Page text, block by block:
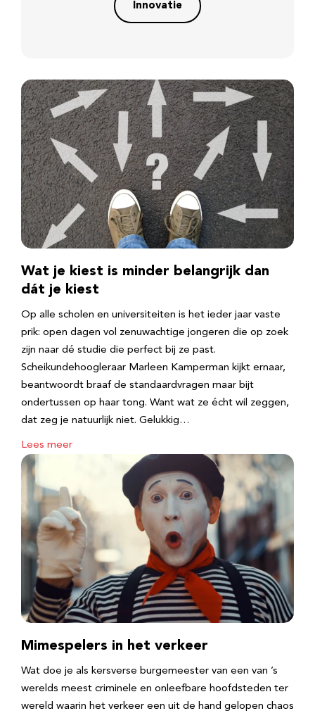
Innovatie
Wat je kiest is minder belangrijk dan
dát je kiest
Op alle scholen en universiteiten is het ieder jaar vaste
prik: open dagen vol zenuwachtige jongeren die op zoek
zijn naar dé studie die perfect bij ze past.
Scheikundehoogleraar Marleen Kamperman kijkt ernaar,
beantwoordt braaf de standaardvragen maar bijt
ondertussen op haar tong. Want wat ze écht wil zeggen,
dat zeg je natuurlijk niet. Gelukkig…
Lees meer
Mimespelers in het verkeer
Wat doe je als kersverse burgemeester van een van ’s
werelds meest criminele en onleefbare hoofdsteden ter
wereld waarin het verkeer een uit de hand gelopen chaos